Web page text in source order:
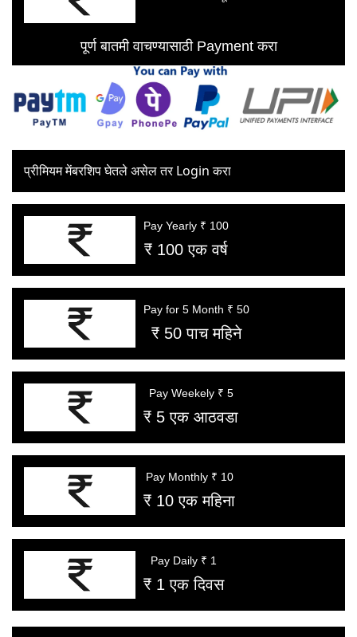
पूर्ण बातमी वाचण्यासाठी Payment करा
प्रीमियम मेंबरशिप घेतले असेल तर Login करा
Pay Yearly ₹ 100
₹ 100 एक वर्ष
Pay for 5 Month ₹ 50
₹ 50 पाच महिने
Pay Weekely ₹ 5
₹ 5 एक आठवडा
Pay Monthly ₹ 10
₹ 10 एक महिना
Pay Daily ₹ 1
₹ 1 एक दिवस